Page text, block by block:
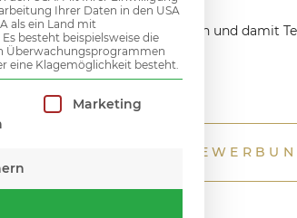
Hier initiativ bewerben und damit
Netzwerks werden.
Ihrer Daten in den USA
als ein Land mit
besteht beispielsweise die
Überwachungsprogrammen
eine Klagemöglichkeit besteht.
eine Einwilligung erteilt werden kann.
Marketing